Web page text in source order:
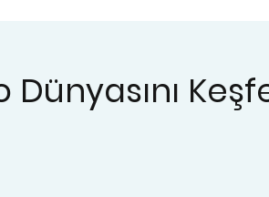
Dünyasını